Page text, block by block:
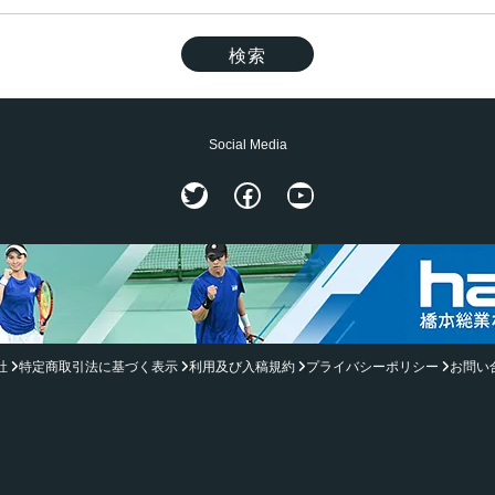
Social Media
TwitterFacebook
YouTube
特定商取引法に基づく表示 利用及び入稿規約 プライバシーポリシー お問い